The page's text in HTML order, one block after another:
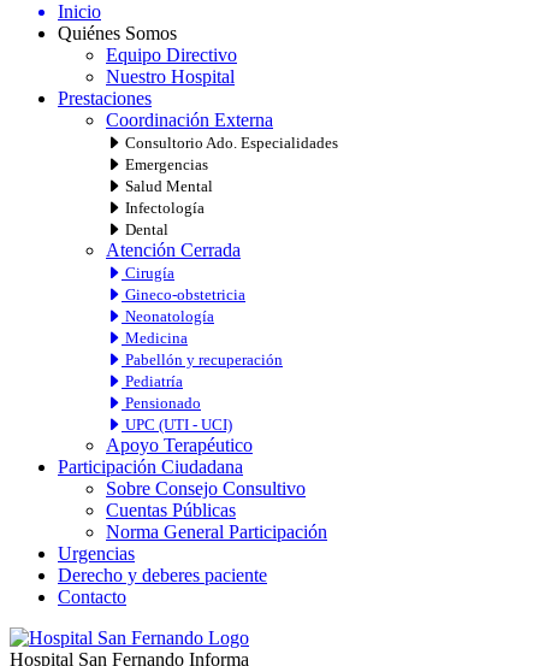
Inicio
Quiénes Somos
Equipo Directivo
Nuestro Hospital
Prestaciones
Coordinación Externa
Consultorio Ado. Especialidades
Emergencias
Salud Mental
Infectología
Dental
Atención Cerrada
Cirugía
Gineco-obstetricia
Neonatología
Medicina
Pabellón y recuperación
Pediatría
Pensionado
UPC (UTI - UCI)
Apoyo Terapéutico
Participación Ciudadana
Sobre Consejo Consultivo
Cuentas Públicas
Norma General Participación
Urgencias
Derecho y deberes paciente
Contacto
Hospital San Fernando Informa